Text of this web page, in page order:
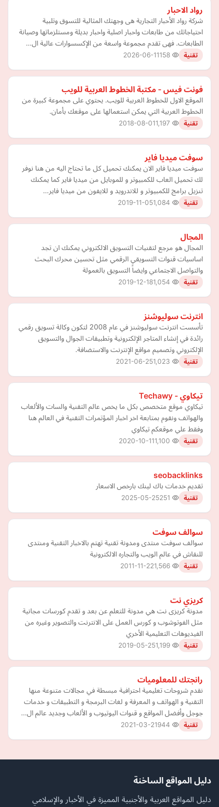
رواد الاحبار
شركة رواد الأحبار التجارية هى وجهتك المثالية للتسوق وتلبية
احتياجاتك من طابعات واحبار اصلية واحبار بديلة ومستلزماتها وصيانة
الطابعات. فهى تقدم مجموعة واسعة من الإكسسوارات عالية ال…
تقنية 2026-06-11
فونت فيس - مكتبة الخطوط العربية للويب
الموقع الاول للخطوط العربية للويب. يحتوي على مجموعة كبيرة من
الخطوط العربية التي يمكن استعمالها على موقعك بأمان.
تقنية 2018-08-01
سوفت ميديا فاير
سوفت ميديا فاير الان يمكنك تحميل كل ما تحتاج اليه من هنا نوفر
لك تحميل العاب للكمبيوتر و للموبايل من ميديا فاير كما يمكنك
تنزيل برامج للكمبيوتر و للاندرويد و للايفون من ميديا فاير…
تقنية 2019-11-05
المجال
المجال هو مرجع لتقنيات التسويق الالكتروني يمكنك ان تجد
اساسيات قنوات التسويقي الرقمي مثل تحسين محرك البحث
والتواصل الاجتماعي وايضاً التسويق بالعمولة
تقنية 2019-12-18
انترنت سوليوشنز
تأسست انترنت سوليوشنز في عام 2008 لتكون وكالة تسويق رقمي
رائدة في إنشاء المتاجر الإلكترونية وتطبيقات الجوال والتسويق
الإلكتروني وتصميم مواقع الإنترنت والاستضافة.
تقنية 2021-06-25
تيكاوي - Techawy
تيكاوي موقع متخصص بكل ما يخص عالم التقنية والسات والألعاب
والهواتف ونقوم بمتابعة اخر اخبار المؤتمرات التقنية في العالم هنا
وفقط علي موقعكم تيكاوي
تقنية 2020-10-11
seobacklinks
تقديم خدمات باك لينك بارخص الاسعار
تقنية 2025-05-25
سوالف سوفت
سوالف سوفت منتدى ومدونة تقنية تهتم بالاخبار التقنية ومنتدى
للنقاش في عالم الويب والتجاره الالكترونية
تقنية 2011-11-22
كريزي نت
مدونة كريزى نت هي مدونة للتعلم عن بعد و تقدم كورسات مجانية
مثل الفوتوشوب و كورس العمل على الانترنت والتصوير وغيره من
الفيديوهات التعليمية الأخري
تقنية 2019-05-25
رانجتك للمعلوميات
نقدم شروحات تعليمية احترافية مبسطة في مجالات متنوعة منها
التقنية و الهواتف و المعرفة و لغات البرمجة و التطبيقات و خدمات
جوجل وأفضل المواقع و قنوات اليوتيوب و الألعاب وجديد عالم ال…
تقنية 2021-03-21
دليل المواقع الساخنة
دليل المواقع العربية والأجنبية المميزة في الأخبار والإسلامي